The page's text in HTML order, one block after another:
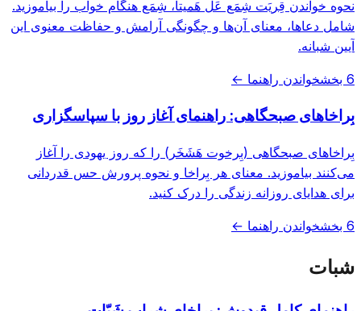
نحوه خواندن قِریَت شِمَع عَل هَمیتا، شِمَع هنگام خواب را بیاموزید.
شامل دعاها، معنای آن‌ها و چگونگی آرامش و حفاظت معنوی این
آیین شبانه.
6 بخش خواندن راهنما ←
بِراخاهای صبحگاهی: راهنمای آغاز روز با سپاسگزاری
بِراخاهای صبحگاهی (بِرخوت هَشَخَر) را که روز یهودی را آغاز
می‌کنند بیاموزید. معنای هر بِراخا و نحوه پرورش حس قدردانی
برای هدایای روزانه زندگی را درک کنید.
6 بخش خواندن راهنما ←
شبات